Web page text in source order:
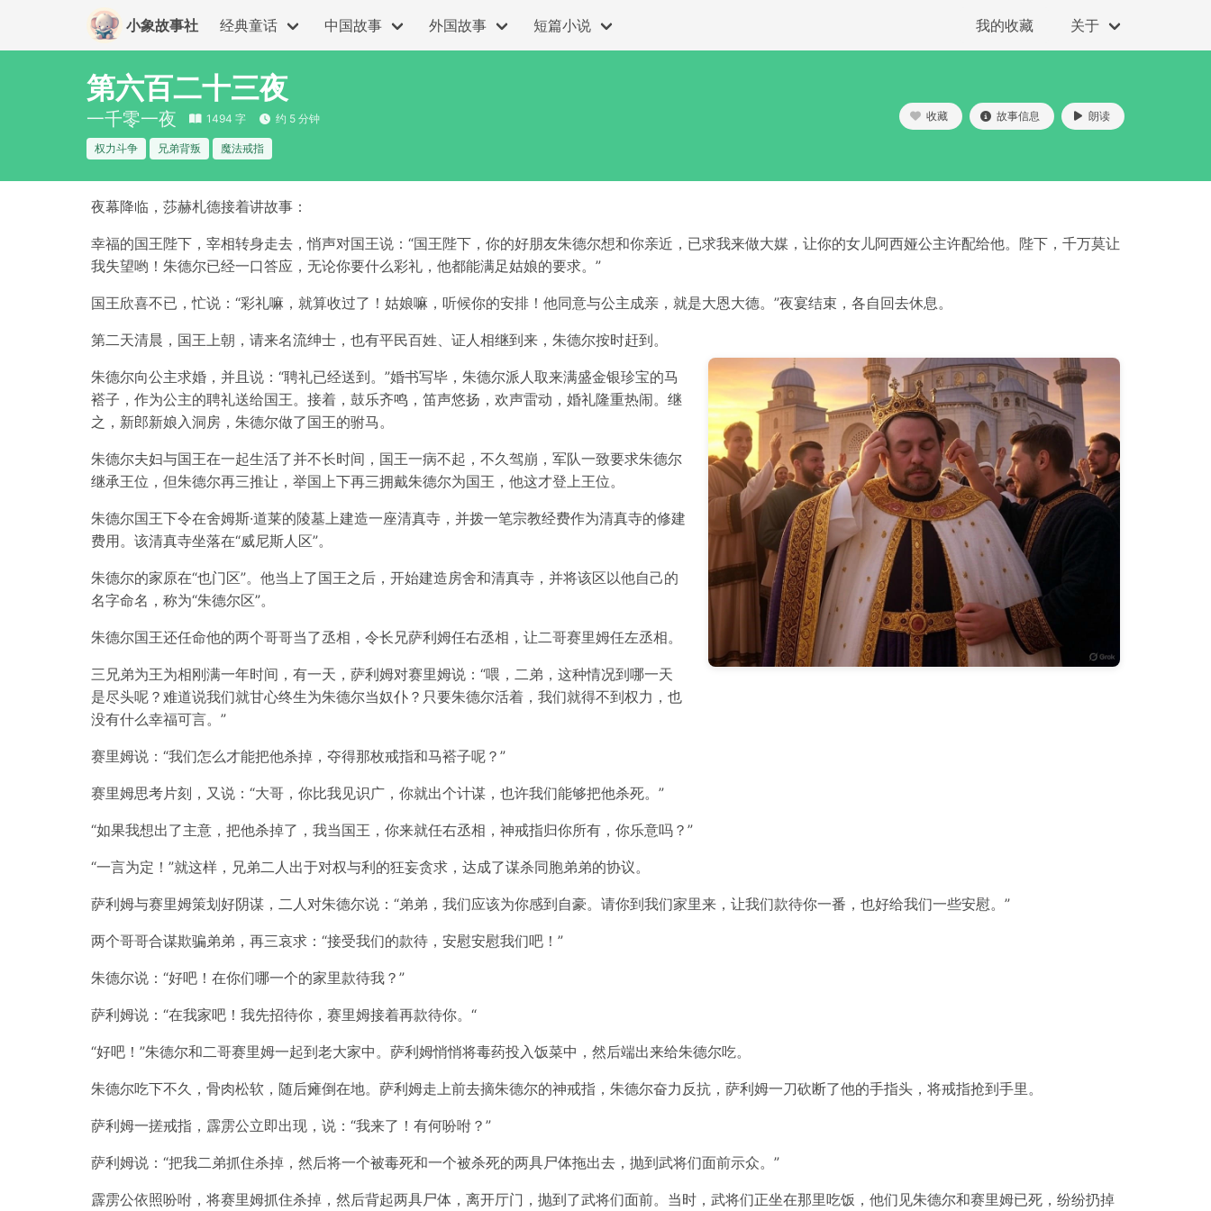
小象故事社 经典童话 中国故事 外国故事 短篇小说 我的收藏 关于
第六百二十三夜
一千零一夜 1494 字 约 5 分钟
权力斗争 兄弟背叛 魔法戒指
收藏 故事信息 朗读
夜幕降临，莎赫札德接着讲故事：
幸福的国王陛下，宰相转身走去，悄声对国王说：“国王陛下，你的好朋友朱德尔想和你亲近，已求我来做大媒，让你的女儿阿西娅公主许配给他。陛下，千万莫让
我失望哟！朱德尔已经一口答应，无论你要什么彩礼，他都能满足姑娘的要求。”
国王欣喜不已，忙说：“彩礼嘛，就算收过了！姑娘嘛，听候你的安排！他同意与公主成亲，就是大恩大德。”夜宴结束，各自回去休息。
第二天清晨，国王上朝，请来名流绅士，也有平民百姓、证人相继到来，朱德尔按时赶到。
朱德尔向公主求婚，并且说：“聘礼已经送到。”婚书写毕，朱德尔派人取来满盛金银珍宝的马
褡子，作为公主的聘礼送给国王。接着，鼓乐齐鸣，笛声悠扬，欢声雷动，婚礼隆重热闹。继
之，新郎新娘入洞房，朱德尔做了国王的驸马。
朱德尔夫妇与国王在一起生活了并不长时间，国王一病不起，不久驾崩，军队一致要求朱德尔
继承王位，但朱德尔再三推让，举国上下再三拥戴朱德尔为国王，他这才登上王位。
朱德尔国王下令在舍姆斯·道莱的陵墓上建造一座清真寺，并拨一笔宗教经费作为清真寺的修建
费用。该清真寺坐落在“威尼斯人区”。
朱德尔的家原在“也门区”。他当上了国王之后，开始建造房舍和清真寺，并将该区以他自己的
名字命名，称为“朱德尔区”。
朱德尔国王还任命他的两个哥哥当了丞相，令长兄萨利姆任右丞相，让二哥赛里姆任左丞相。
三兄弟为王为相刚满一年时间，有一天，萨利姆对赛里姆说：“喂，二弟，这种情况到哪一天
是尽头呢？难道说我们就甘心终生为朱德尔当奴仆？只要朱德尔活着，我们就得不到权力，也
没有什么幸福可言。”
赛里姆说：“我们怎么才能把他杀掉，夺得那枚戒指和马褡子呢？”
赛里姆思考片刻，又说：“大哥，你比我见识广，你就出个计谋，也许我们能够把他杀死。”
“如果我想出了主意，把他杀掉了，我当国王，你来就任右丞相，神戒指归你所有，你乐意吗？”
“一言为定！”就这样，兄弟二人出于对权与利的狂妄贪求，达成了谋杀同胞弟弟的协议。
萨利姆与赛里姆策划好阴谋，二人对朱德尔说：“弟弟，我们应该为你感到自豪。请你到我们家里来，让我们款待你一番，也好给我们一些安慰。”
两个哥哥合谋欺骗弟弟，再三哀求：“接受我们的款待，安慰安慰我们吧！”
朱德尔说：“好吧！在你们哪一个的家里款待我？”
萨利姆说：“在我家吧！我先招待你，赛里姆接着再款待你。“
“好吧！”朱德尔和二哥赛里姆一起到老大家中。萨利姆悄悄将毒药投入饭菜中，然后端出来给朱德尔吃。
朱德尔吃下不久，骨肉松软，随后瘫倒在地。萨利姆走上前去摘朱德尔的神戒指，朱德尔奋力反抗，萨利姆一刀砍断了他的手指头，将戒指抢到手里。
萨利姆一搓戒指，霹雳公立即出现，说：“我来了！有何吩咐？”
萨利姆说：“把我二弟抓住杀掉，然后将一个被毒死和一个被杀死的两具尸体拖出去，抛到武将们面前示众。”
霹雳公依照吩咐，将赛里姆抓住杀掉，然后背起两具尸体，离开厅门，抛到了武将们面前。当时，武将们正坐在那里吃饭，他们见朱德尔和赛里姆已死，纷纷扔掉